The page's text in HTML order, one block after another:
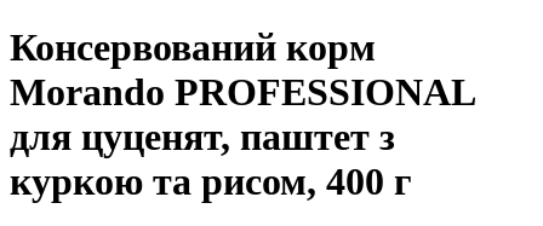
Консервований корм
Morando PROFESSIONAL
для цуценят, паштет з
куркою та рисом, 400 г